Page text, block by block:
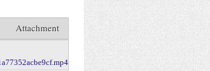
Attachment